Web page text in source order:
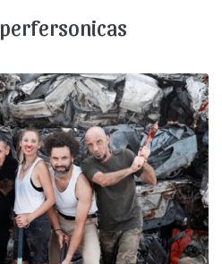
perfersonicas